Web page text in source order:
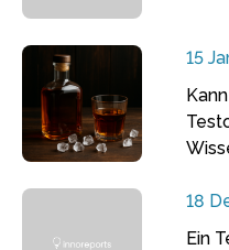
15
18
Ein